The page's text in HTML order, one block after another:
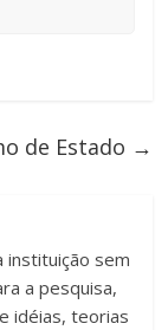
de Estado →
instituição sem
a pesquisa,
idéias, teorias